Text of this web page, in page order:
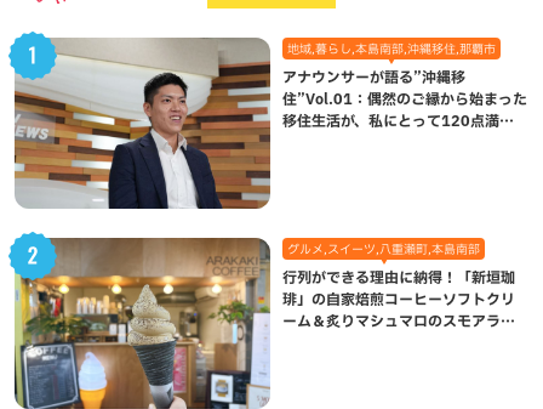
地域,暮らし,本島南部,沖縄移住,那覇市
アナウンサーが語る”沖縄移
住”Vol.01：偶然のご縁から始まった
移住生活が、私にとって120点満点
グルメ,スイーツ,八重瀬町,本島南部
行列ができる理由に納得！「新垣珈
琲」の自家焙煎コーヒーソフトクリ
ーム＆炙りマシュマロのスモアラテ